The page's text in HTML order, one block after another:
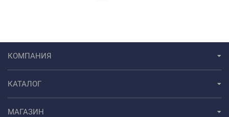
КОМПАНИЯ
КАТАЛОГ
МАГАЗИН